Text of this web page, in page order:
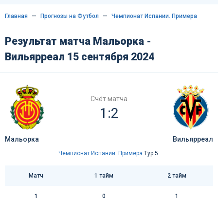
Как тут заработать?
Главная Прогнозы на Футбол Чемпионат Испании. Примера
Результат матча Мальорка -
Вильярреал 15 сентября 2024
Счёт матча
1:2
Мальорка Вильярреал
Чемпионат Испании. Примера Тур 5.
Матч 1 тайм 2 тайм
1 0 1